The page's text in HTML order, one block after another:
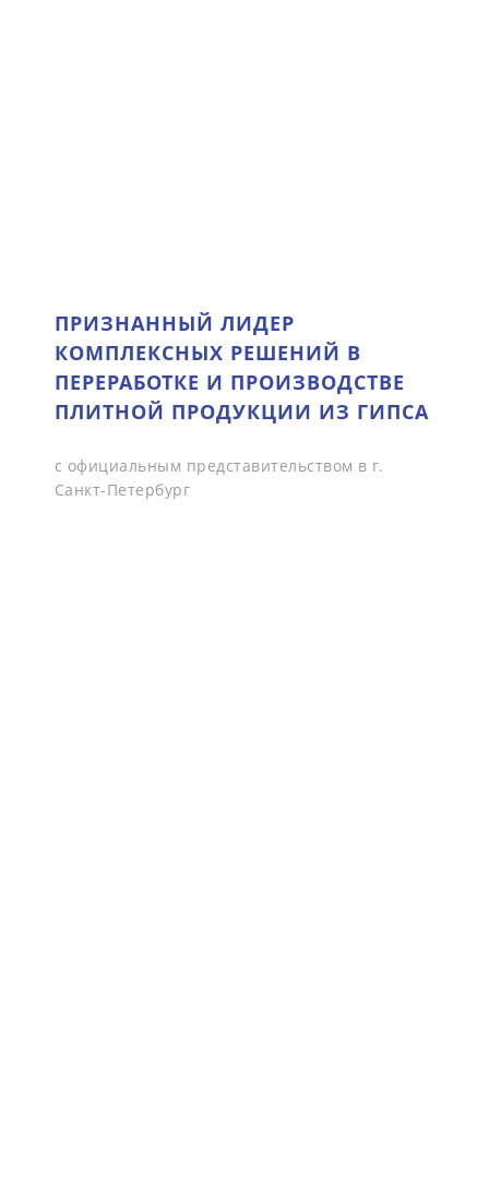
ПРИЗНАННЫЙ ЛИДЕР
КОМПЛЕКСНЫХ РЕШЕНИЙ В
ПЕРЕРАБОТКЕ И ПРОИЗВОДСТВЕ
ПЛИТНОЙ ПРОДУКЦИИ ИЗ ГИПСА
с официальным представительством в г.
Санкт-Петербург